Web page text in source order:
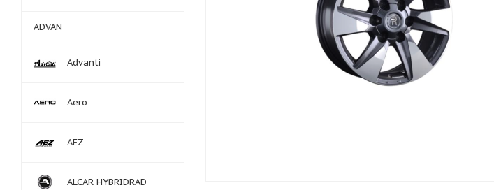
ADVAN
Advanti
Aero
AEZ
ALCAR HYBRIDRAD